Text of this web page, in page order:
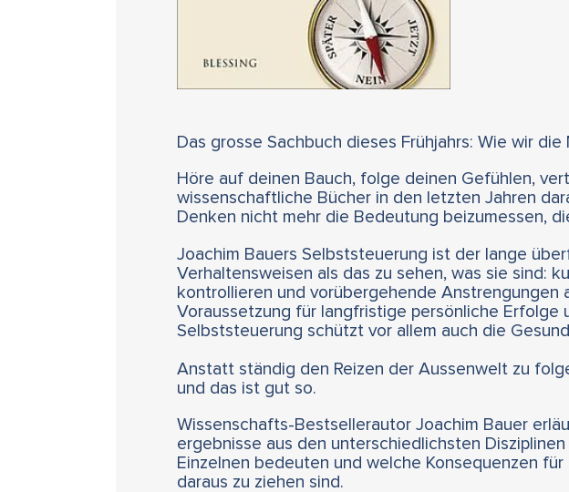
Das grosse Sachbuch dieses Frühjahrs: Wie wir
Höre auf deinen Bauch, folge deinen Gefühlen,
wissenschaftliche Bücher in den letzten Jahren
Denken nicht mehr die Bedeutung beizumessen,
Joachim Bauers Selbststeuerung ist der lange
Verhaltensweisen als das zu sehen, was sie sind:
kontrollieren und vorübergehende Anstrengungen
Voraussetzung für langfristige persönliche Erfolge
Selbststeuerung schützt vor allem auch die
Anstatt ständig den Reizen der Aussenwelt zu
und das ist gut so.
Wissenschafts-Bestsellerautor Joachim Bauer
ergebnisse aus den unterschiedlichsten
Einzelnen bedeuten und welche Konsequenzen
daraus zu ziehen sind.